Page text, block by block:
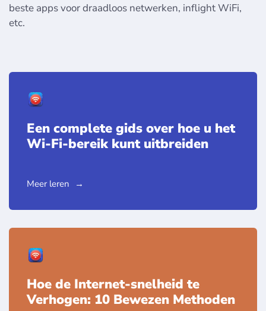
beste apps voor draadloos netwerken, inflight WiFi,
etc.
Een complete gids over hoe u het
Wi-Fi-bereik kunt uitbreiden
Meer leren
Hoe de Internet-snelheid te
Verhogen: 10 Bewezen Methoden